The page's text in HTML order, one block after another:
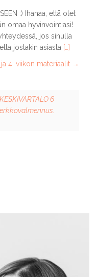
:) Ihanaa, että olet
omaa hyvinvointiasi!
jos sinulla
jostakin asiasta […]
4. viikon materiaalit
6